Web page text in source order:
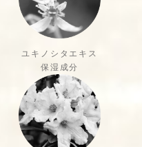
ユキノシタエキス
保湿成分